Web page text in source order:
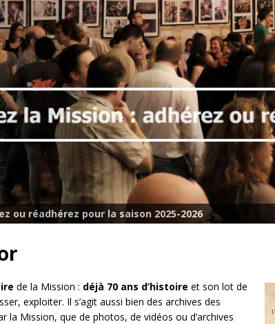
ou réadhérez pour la saison 2025-2026
de la Mission : déjà 70 ans d’histoire et son lot de
exploiter. Il s’agit aussi bien des archives des
la Mission, que de photos, de vidéos ou d’archives